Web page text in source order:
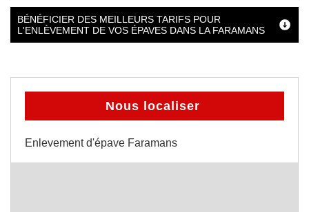
BÉNÉFICIER DES MEILLEURS TARIFS POUR
L'ENLÈVEMENT DE VOS ÉPAVES DANS LA FARAMANS
Nous localiser
Enlevement d'épave Faramans